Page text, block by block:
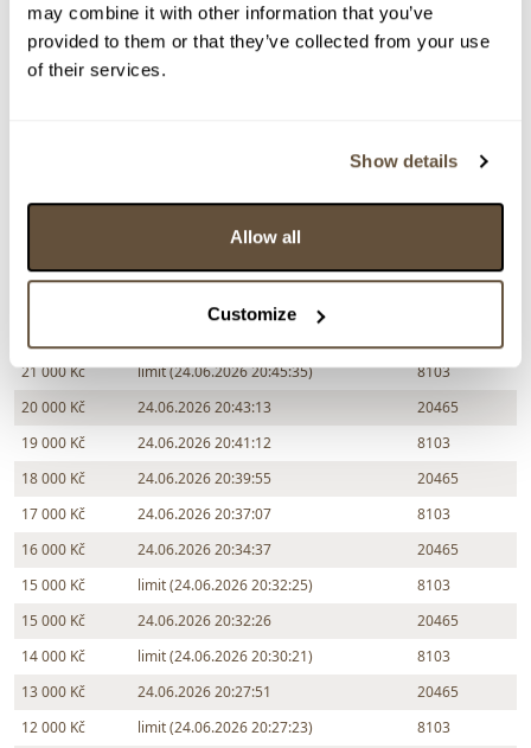
may combine it with other information that you’ve
provided to them or that they’ve collected from your use
of their services.
Show details
Allow all
Customize
Chcete prodat obraz od stejného autora?
24.06.2026 20:51:47
23 000 Kč
24.06.2026 20:51:02
20465
21 000 Kč
limit (24.06.2026 20:45:35)
8103
20 000 Kč
24.06.2026 20:43:13
20465
19 000 Kč
24.06.2026 20:41:12
8103
18 000 Kč
24.06.2026 20:39:55
20465
17 000 Kč
24.06.2026 20:37:07
8103
16 000 Kč
24.06.2026 20:34:37
20465
15 000 Kč
limit (24.06.2026 20:32:25)
8103
15 000 Kč
24.06.2026 20:32:26
20465
14 000 Kč
limit (24.06.2026 20:30:21)
8103
13 000 Kč
24.06.2026 20:27:51
20465
12 000 Kč
limit (24.06.2026 20:27:23)
8103